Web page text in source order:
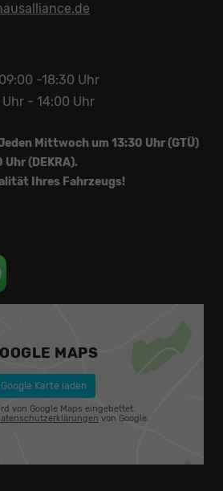
-18:30 Uhr
- 14:00 Uhr
Mittwoch um 13:30 Uhr (GTÜ)
(DEKRA).
Ihres Fahrzeugs!
MAPS
Google Karte laden
von Google Maps eingebettet.
von Google.